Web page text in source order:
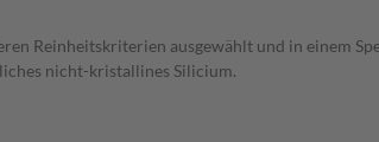
Reinheitskriterien ausgewählt und in einem
nicht-kristallines Silicium.